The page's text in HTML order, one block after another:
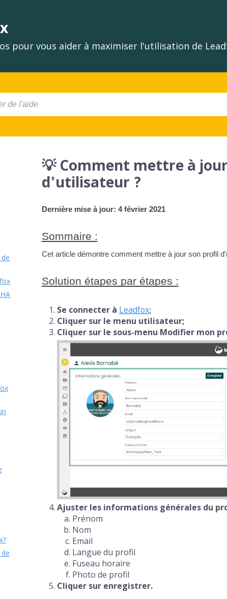
pour vous aider à maximiser l'utilisation de
💡 Comment mettre à
d'utilisateur ?
Dernière mise à jour: 4 février 2021
Sommaire :
Cet article démontre comment mettre à jour son profil
Solution étapes par étapes :
Se connecter à Leadfox;
Cliquer sur le menu utilisateur;
Cliquer sur le sous-menu Modifier mon
Ajuster les informations générales du
Prénom
Nom
Email
Langue du profil
Fuseau horaire
Photo de profil
Cliquer sur enregistrer.